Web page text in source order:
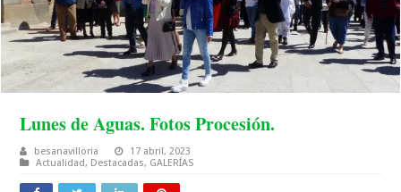
Lunes de Aguas. Fotos Procesión.
besanavilloria
17 abril, 2023
Actualidad, Destacadas, GALERÍAS